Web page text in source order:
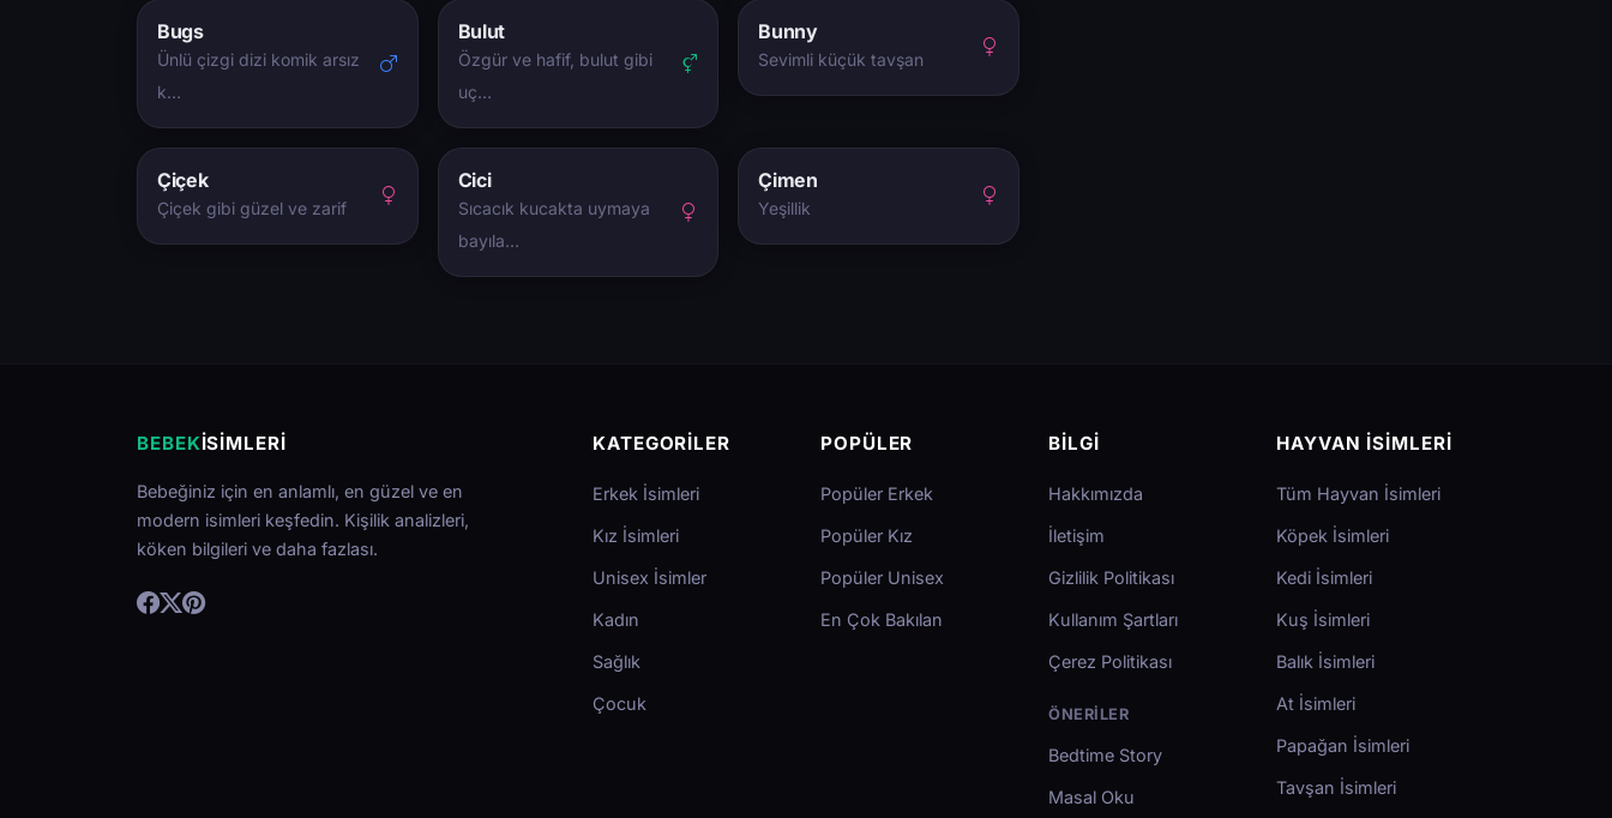
Bugs
Ünlü çizgi dizi komik arsız
k…
Bulut
Özgür ve hafif, bulut gibi
uç…
Bunny
Sevimli küçük tavşan
Çiçek
Çiçek gibi güzel ve zarif
Cici
Sıcacık kucakta uymaya
bayıla…
Çimen
Yeşillik
BEBEKİSIMLERI
Bebeğiniz için en anlamlı, en güzel ve en
modern isimleri keşfedin. Kişilik analizleri,
köken bilgileri ve daha fazlası.
KATEGORILER
Erkek İsimleri
Kız İsimleri
Unisex İsimler
Kadın
Sağlık
Çocuk
POPÜLER
Popüler Erkek
Popüler Kız
Popüler Unisex
En Çok Bakılan
BILGI
Hakkımızda
İletişim
Gizlilik Politikası
Kullanım Şartları
Çerez Politikası
ÖNERILER
Bedtime Story
Masal Oku
HAYVAN İSIMLERI
Tüm Hayvan İsimleri
Köpek İsimleri
Kedi İsimleri
Kuş İsimleri
Balık İsimleri
At İsimleri
Papağan İsimleri
Tavşan İsimleri